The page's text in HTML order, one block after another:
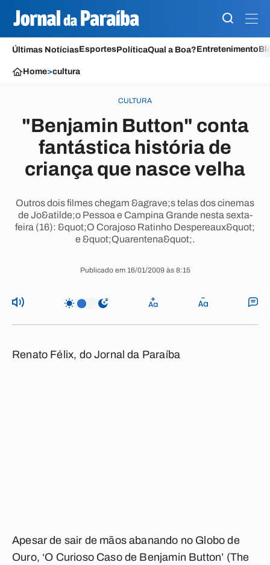
Últimas NotíciasEsportesPolíticaQual a Boa?Entretenimento
Home>cultura
CULTURA
"Benjamin Button" conta
fantástica história de
criança que nasce velha
Outros dois filmes chegam &agrave;s telas dos cinemas
de Jo&atilde;o Pessoa e Campina Grande nesta sexta-
feira (16): &quot;O Corajoso Ratinho Despereaux&quot;
e &quot;Quarentena&quot;.
Publicado em 16/01/2009 às 8:15
Renato Félix, do Jornal da Paraíba
Apesar de sair de mãos abanando no Globo de
Ouro, ‘O Curioso Caso de Benjamin Button’ (The